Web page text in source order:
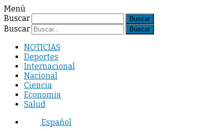
Menú
Buscar
Buscar
NOTICIAS
Deportes
Internacional
Nacional
Ciencia
Economia
Salud
Español